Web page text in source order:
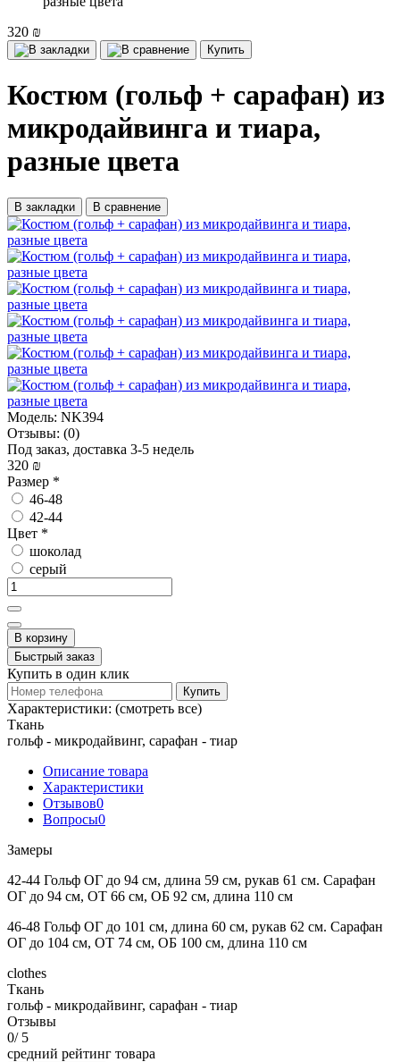
320 ₪
Купить
Костюм (гольф + сарафан) из
микродайвинга и тиара,
разные цвета
В закладки В сравнение
Модель: NK394
Отзывы: (0)
Под заказ, доставка 3-5 недель
320 ₪
Размер *
46-48
42-44
Цвет *
шоколад
серый
В корзину
Быстрый заказ
Купить в один клик
Купить
Характеристики: (смотреть все)
Ткань
гольф - микродайвинг, сарафан - тиар
Описание товара
Характеристики
Отзывов0
Вопросы0
Замеры
42-44 Гольф ОГ до 94 см, длина 59 см, рукав 61 см. Сарафан
ОГ до 94 см, ОТ 66 см, ОБ 92 см, длина 110 см
46-48 Гольф ОГ до 101 см, длина 60 см, рукав 62 см. Сарафан
ОГ до 104 см, ОТ 74 см, ОБ 100 см, длина 110 см
clothes
Ткань
гольф - микродайвинг, сарафан - тиар
Отзывы
0/ 5
средний рейтинг товара